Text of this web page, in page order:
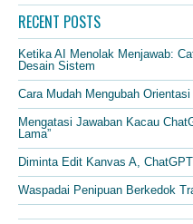
RECENT POSTS
Ketika AI Menolak Menjawab:
Desain Sistem
Cara Mudah Mengubah
Mengatasi Jawaban Kacau
Lama”
Diminta Edit Kanvas A,
Waspadai Penipuan Berkedok